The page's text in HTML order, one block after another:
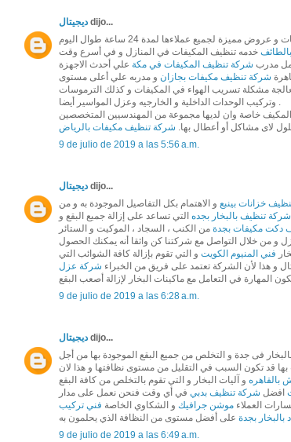
ديجيتالdijo...
مدرب شركة تنظيف المكيفات في مكة علي أحدث الاجهزة
شركة تنظيف مكيفات بجازان
مشكلة تسريب الهواء في المكيفات و كذلك الترموسات
وتركيب الوحدات الداخلية و الخارجيه وعزل المواسير أيضا .
خاصة وان لديها مجموعة من المهندسيين المتخصصين
لاى مشاكل أو أعطال بها. شركة تنظيف مكيفات بالرياض
9 de julio de 2019 a las 5:56 a.m.
ديجيتالdijo...
خزانات بينبع و الاهتمام بكل التفاصيل الموجودة به و من
شركة تنظيف بالبخار بجده التي تساعد على إزالة جميع البقع و
دكت مكيفات بجدة من الكنب ، السجاد ، الموكيت و الستائر
و من خلال التواصل مع شركتنا كن واثقا أنه يمكنك الحصول
فني المنيوم الكويت و التي تقوم بإزالة كافة الشوائب التي
و هذا لأن الشركة تعتمد على فريق من الخبراء شركة عزل
المهارة في التعامل مع ماكينات البخار لإزالة أصعب البقع
9 de julio de 2019 a las 6:28 a.m.
ديجيتالdijo...
فى جدة و التخلص من جميع البقع الموجودة بها من أجل
بها قد تكون السبب في التقليل من مستوى نظافتها و هذا لان
بالقاهره و آليات البخار و التي تقوم بالتخلص من كافة البقع
افضل شركة تنظيف بدبي في أي وقت فنحن نعمل على مدار
العملاء موشن جرافيك و الشكاوي الخاصة فني تركيب
بجدة
9 de julio de 2019 a las 6:49 a.m.